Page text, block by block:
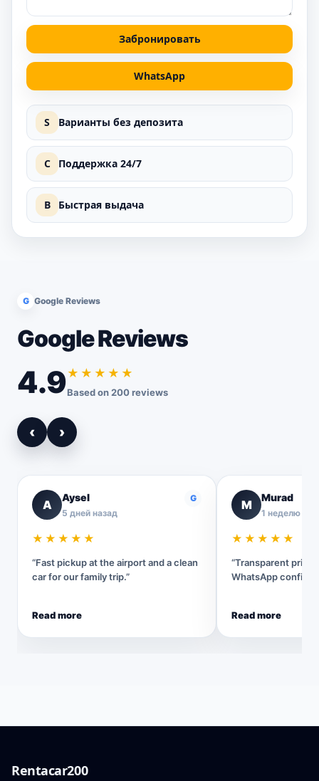
Забронировать
WhatsApp
S Варианты без депозита
C Поддержка 24/7
B Быстрая выдача
G Google Reviews
Google Reviews
4.9★★★★★
Based on 200 reviews
‹ ›
A
Aysel
5 дней назад
G
★★★★★
“Fast pickup at the airport and a clean
car for our family trip.”
Read more
M
Murad
1 неделю
★★★★★
“Transparent
WhatsApp
Read more
Rentacar200